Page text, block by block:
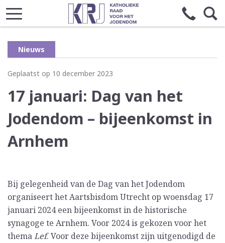
Nieuws
Geplaatst op 10 december 2023
17 januari: Dag van het
Jodendom – bijeenkomst in
Arnhem
Bij gelegenheid van de Dag van het Jodendom
organiseert het Aartsbisdom Utrecht op woensdag 17
januari 2024 een bijeenkomst in de historische
synagoge te Arnhem. Voor 2024 is gekozen voor het
themaLef. Voor deze bijeenkomst zijn uitgenodigd de